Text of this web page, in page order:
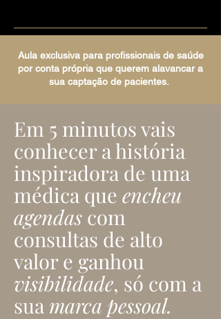
Aula exclusiva para profissionais de saúde
por conta própria que querem alavancar a
sua captação de pacientes.
Em 5 minutos vais
conhecer a história
inspiradora de uma
médica que encheu
agendas com
consultas de alto
valor e ganhou
visibilidade, só com a
sua marca pessoal.